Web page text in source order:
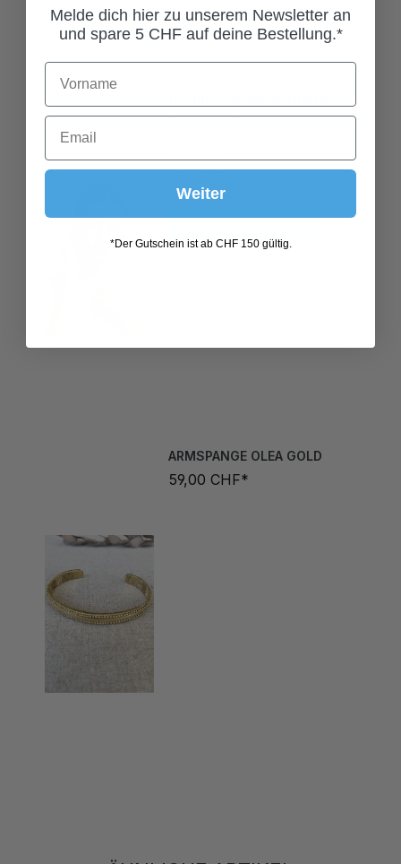
59,00 CHF*
In den Warenkorb
59,00 CHF*
Melde dich hier zu unserem Newsletter an
und spare 5 CHF auf deine Bestellung.*
Weiter
*Der Gutschein ist ab CHF 150 gültig.